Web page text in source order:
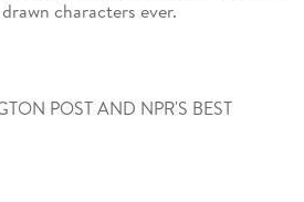
POST AND NPR'S BEST